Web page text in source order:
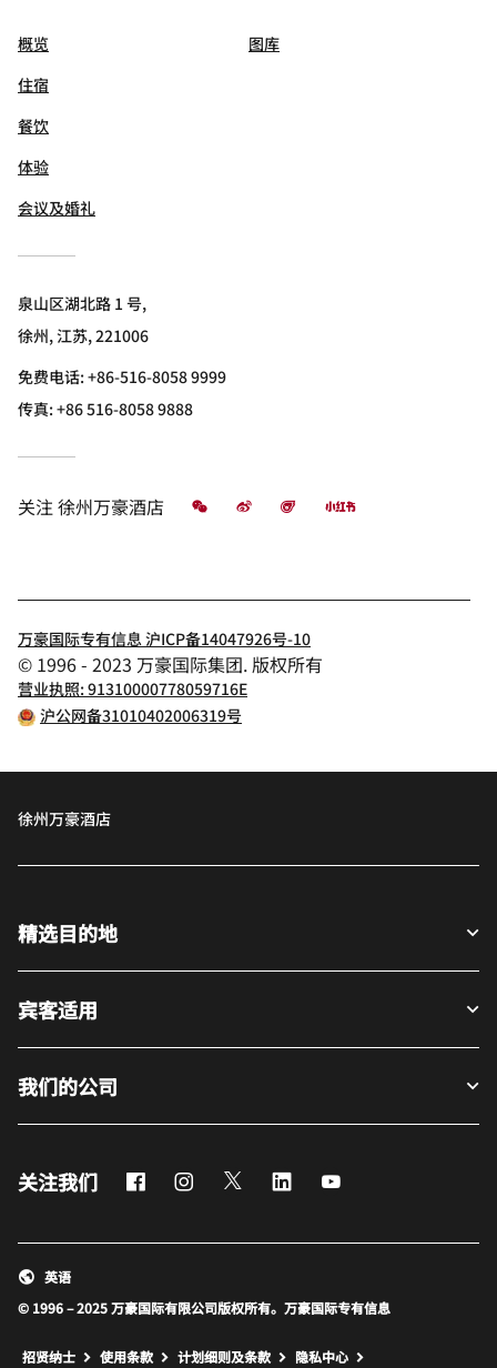
概览
住宿
餐饮
体验
会议及婚礼
图库
泉山区湖北路 1 号,
徐州, 江苏, 221006
免费电话:+86-516-8058 9999
传真:+86 516-8058 9888
关注徐州万豪酒店 微信 微博 飞猪 小红书
万豪国际专有信息 沪ICP备14047926号-10
© 1996 - 2023 万豪国际集团. 版权所有
营业执照: 91310000778059716E
沪公网备31010402006319号
徐州万豪酒店
精选目的地
宾客适用
我们的公司
关注我们 FacebookInstagram
Twitter LinkedIn
© 1996 – 2025 万豪国际有限公司版权所有。万豪国际专有信息
英语
招贤纳士 使用条款 计划细则及条款 隐私中心